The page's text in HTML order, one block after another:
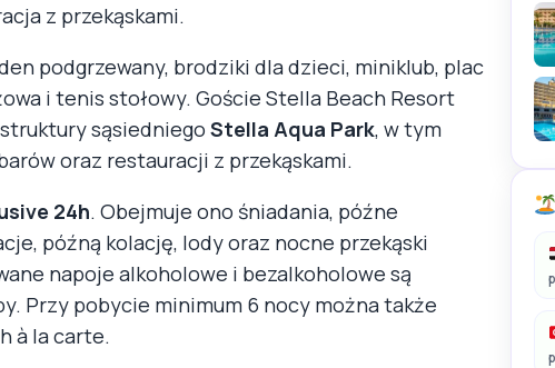
z przekąskami.
podgrzewany, brodziki dla dzieci, miniklub, plac
i tenis stołowy. Goście Stella Beach Resort
sąsiedniego Stella Aqua Park, w tym
oraz restauracji z przekąskami.
24h. Obejmuje ono śniadania, późne
późną kolację, lody oraz nocne przekąski
napoje alkoholowe i bezalkoholowe są
Przy pobycie minimum 6 nocy można także
à la carte.